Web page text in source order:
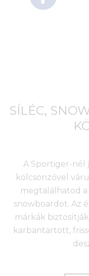
SÍLÉC,
A Sportiger-nél
kölcsönzővel
megtalálhatod
snowboardot. Az
márkák
karbantartott,